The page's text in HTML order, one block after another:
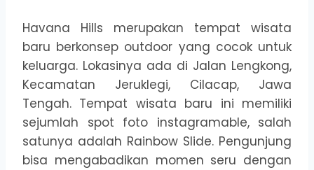
Havana Hills merupakan tempat wisata
baru berkonsep outdoor yang cocok untuk
keluarga. Lokasinya ada di Jalan Lengkong,
Kecamatan Jeruklegi, Cilacap, Jawa
Tengah. Tempat wisata baru ini memiliki
sejumlah spot foto instagramable, salah
satunya adalah Rainbow Slide. Pengunjung
bisa mengabadikan momen seru dengan